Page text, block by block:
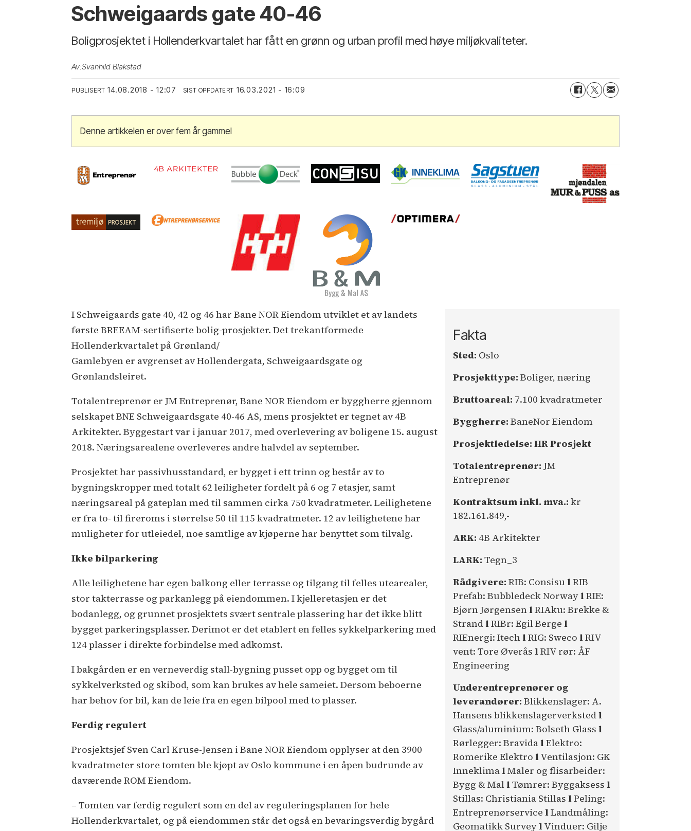
Schweigaards gate 40-46
Boligprosjektet i Hollenderkvartalet har fått en grønn og urban profil med høye miljøkvaliteter.
Av:Svanhild Blakstad
PUBLISERT 14.08.2018 - 12:07 SIST OPPDATERT 16.03.2021 - 16:09
Denne artikkelen er over fem år gammel
Fakta
Sted: Oslo
Prosjekttype: Boliger, næring
Bruttoareal: 7.100 kvadratmeter
Byggherre: BaneNor Eiendom
Prosjektledelse: HR Prosjekt
Totalentreprenør: JM
Entreprenør
Kontraktsum inkl. mva.: kr
182.161.849,-
ARK: 4B Arkitekter
LARK: Tegn_3
Rådgivere: RIB: ConsisulRIB
Prefab: Bubbledeck NorwaylRIE:
Bjørn JørgensenlRIAku: Brekke &
StrandlRIBr: Egil Berge l
RIEnergi: ItechlRIG: Sweco lRIV
vent: Tore Øverås lRIV rør: ÅF
Engineering
Underentreprenører og
leverandører: Blikkenslager: A.
Hansens blikkenslagerverkstedl
Glass/aluminium: Bolseth Glass l
Rørlegger: BravidalElektro:
Romerike Elektro lVentilasjon: GK
InneklimalMaler og flisarbeider:
Bygg & MallTømrer: Byggaksess l
Stillas: Christiania Stillas lPeling:
Entreprenørservice lLandmåling:
Geomatikk SurveylVinduer: Gilje
I Schweigaards gate 40, 42 og 46 har Bane NOR Eiendom utviklet et av landets
første BREEAM-sertifiserte bolig-prosjekter. Det trekantformede
Hollenderkvartalet på Grønland/
Gamlebyen er avgrenset av Hollendergata, Schweigaardsgate og
Grønlandsleiret.
Totalentreprenør er JM Entreprenør, Bane NOR Eiendom er byggherre gjennom
selskapet BNE Schweigaardsgate 40-46 AS, mens prosjektet er tegnet av 4B
Arkitekter. Byggestart var i januar 2017, med overlevering av boligene 15. august
2018. Næringsarealene overleveres andre halvdel av september.
Prosjektet har passivhusstandard, er bygget i ett trinn og består av to
bygningskropper med totalt 62 leiligheter fordelt på 6 og 7 etasjer, samt
næringsareal på gateplan med til sammen cirka 750 kvadratmeter. Leilighetene
er fra to- til fireroms i størrelse 50 til 115 kvadratmeter. 12 av leilighetene har
muligheter for utleiedel, noe samtlige av kjøperne har benyttet som tilvalg.
Ikke bilparkering
Alle leilighetene har egen balkong eller terrasse og tilgang til felles utearealer,
stor takterrasse og parkanlegg på eiendommen. I kjelleretasjen er det
bodanlegg, og grunnet prosjektets svært sentrale plassering har det ikke blitt
bygget parkeringsplasser. Derimot er det etablert en felles sykkelparkering med
124 plasser i direkte forbindelse med adkomst.
I bakgården er en verneverdig stall-bygning pusset opp og bygget om til
sykkelverksted og skibod, som kan brukes av hele sameiet. Dersom beboerne
har behov for bil, kan de leie fra en egen bilpool med to plasser.
Ferdig regulert
Prosjektsjef Sven Carl Kruse-Jensen i Bane NOR Eiendom opplyser at den 3900
kvadratmeter store tomten ble kjøpt av Oslo kommune i en åpen budrunde av
daværende ROM Eiendom.
– Tomten var ferdig regulert som en del av reguleringsplanen for hele
Hollenderkvartalet, og på eiendommen står det også en bevaringsverdig bygård